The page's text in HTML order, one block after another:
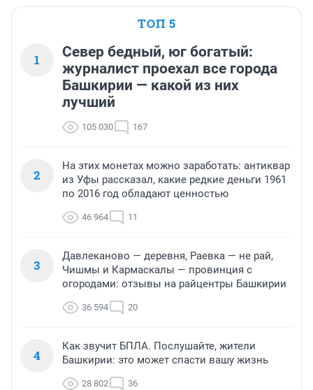
ТОП 5
1
Север бедный, юг богатый:
журналист проехал все города
Башкирии — какой из них
лучший
105 030 167
2
На этих монетах можно заработать: антиквар
из Уфы рассказал, какие редкие деньги 1961
по 2016 год обладают ценностью
46 964 11
3
Давлеканово — деревня, Раевка — не рай,
Чишмы и Кармаскалы — провинция с
огородами: отзывы на райцентры Башкирии
36 594 20
4
Как звучит БПЛА. Послушайте, жители
Башкирии: это может спасти вашу жизнь
28 802 36